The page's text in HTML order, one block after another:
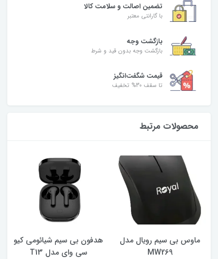
تضمین اصالت و سلامت کالا
با گارانتی معتبر
بازگشت وجه
بازگشت وجه بدون قید و شرط
قیمت شگفت‌انگیز
تا سقف 30% تخفیف
محصولات مرتبط
ماوس بی سیم رویال مدل
MW269
هدفون بی سیم شیائومی کیو
سی وای مدل T13